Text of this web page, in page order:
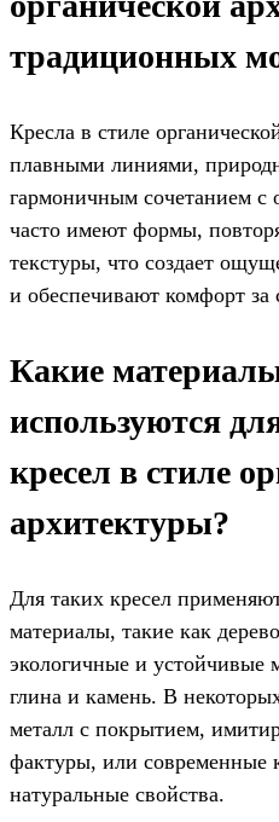
традиционных
Кресла в стиле
плавными линиями,
гармоничным сочетанием
часто имеют формы,
текстуры, что создает
и обеспечивают комфорт за
Какие
используются
кресел в стиле
архитектуры?
Для таких кресел
материалы, такие как
экологичные и устойчивые
глина и камень. В
металл с покрытием,
фактуры, или
натуральные свойства.